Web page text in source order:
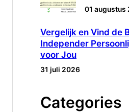
01 augustus
Vergelijk en Vind de
Independer
voor Jou
31 juli 2026
Categories